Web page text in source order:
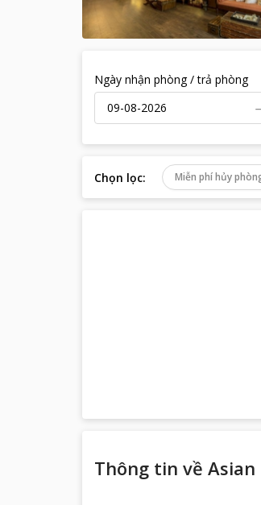
Ngày nhận phòng / trả phòng
Chọn lọc: Miễn phí hủy
Thông tin về Asian